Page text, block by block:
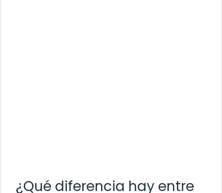
¿Qué diferencia hay entre